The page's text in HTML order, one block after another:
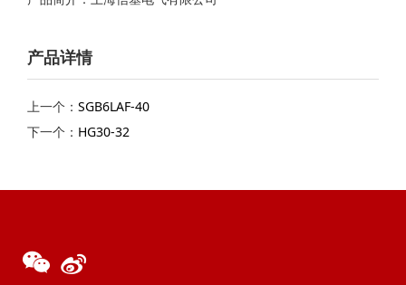
产品详情
上一个： SGB6LAF-40
下一个： HG30-32